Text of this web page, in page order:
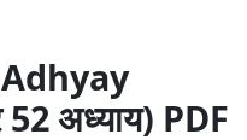
अध्याय) PDF